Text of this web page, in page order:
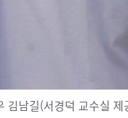
김남길(서경덕 교수실 제